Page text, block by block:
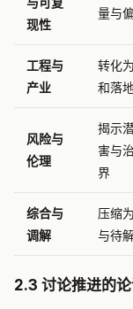
现性
量与
工程与
产业
转化
和落
风险与
伦理
揭示
害与
界
综合与
调解
压缩
与待
2.3 讨论推进的论